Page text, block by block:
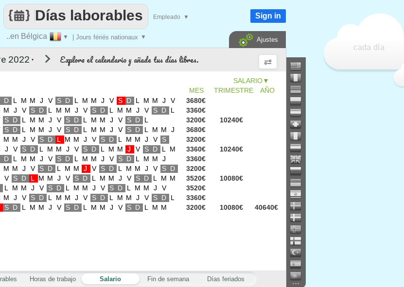
cada día
..en Bélgica ▼ | Jours fériés nationaux ▼
Días laborables Empleado ▼ Sign in
Ajustes
...
▼
MES
TRIMESTRE AÑO
▼ Explora el calendario y añade tus días libres.
D L M M J V S D L M M J V S D L M M J V
3680€
M J V S D L M M J V S D L M M J V S D L
3360€
S D L M M J V S D L M M J V S D L 3200€
10240€
S D L M M J V S D L M M J V S D L M M J
3680€
M M J V S D L M M J V S D L M M J V S
3200€
J V S D L M M J V S D L M M J V S D L M 3360€
10240€
D L M M J V S D L M M J V S D L M M J
3360€
M M J V S D L M M J V S D L M M J V S D
3200€
V S D L M M J V S D L M M J V S D L M M 3520€
10080€
L M M J V S D L M M J V S D L M M J V
3520€
M J V S D L M M J V S D L M M J V S D L
3360€
S D L M M J V S D L M M J V S D L M M 3200€ 10080€ 40640€
Horas de trabajo Salario Fin de semana Días feriados